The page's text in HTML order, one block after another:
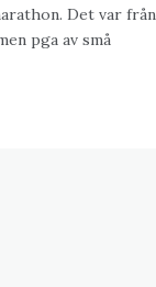
Det var från
pga av små